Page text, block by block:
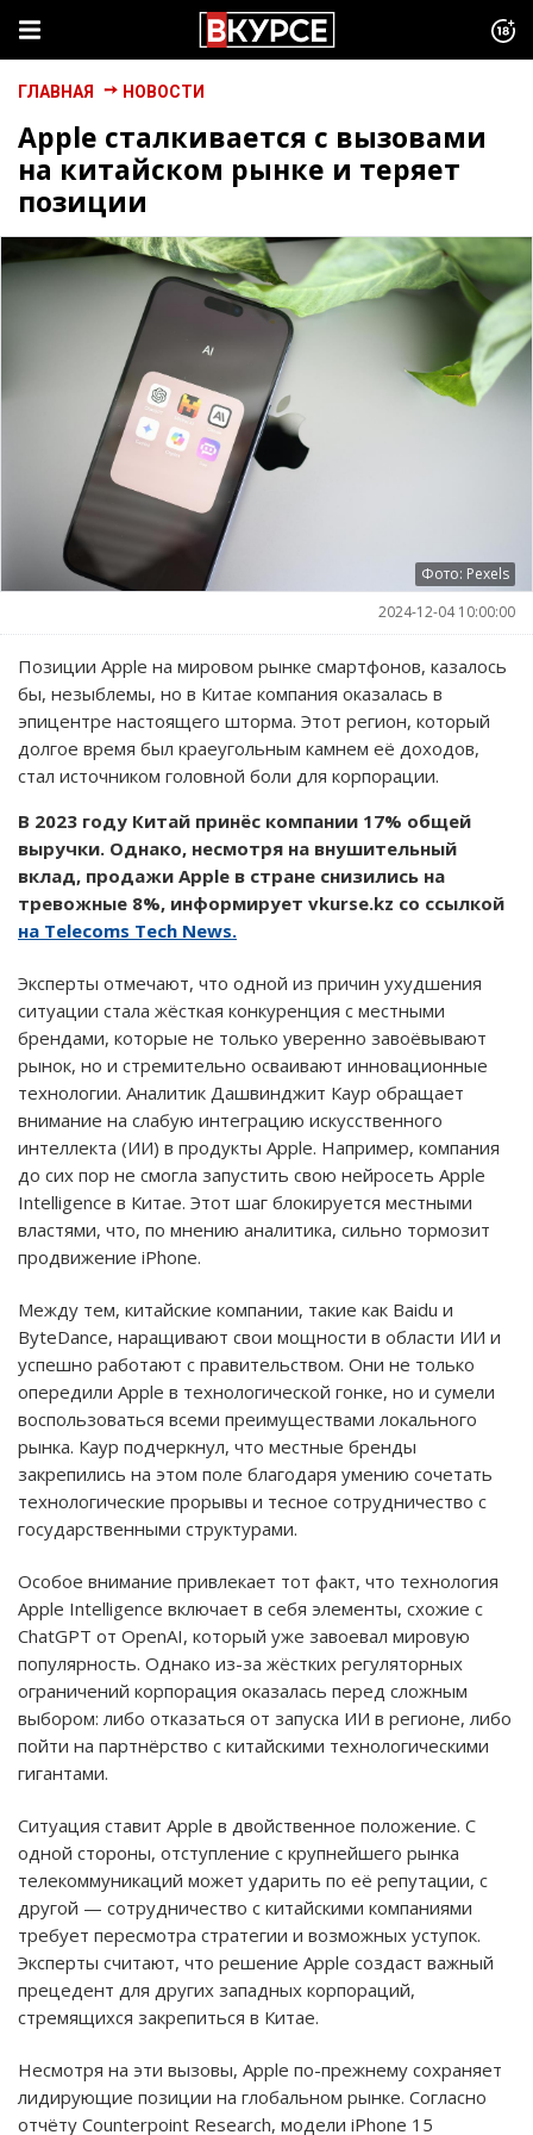
ГЛАВНАЯ НОВОСТИ
Apple сталкивается с вызовами
на китайском рынке и теряет
позиции
Фото: Pexels
2024-12-04 10:00:00
Позиции Apple на мировом рынке смартфонов, казалось
бы, незыблемы, но в Китае компания оказалась в
эпицентре настоящего шторма. Этот регион, который
долгое время был краеугольным камнем её доходов,
стал источником головной боли для корпорации.
В 2023 году Китай принёс компании 17% общей
выручки. Однако, несмотря на внушительный
вклад, продажи Apple в стране снизились на
тревожные 8%, информирует vkurse.kz со ссылкой
на Telecoms Tech News.
Эксперты отмечают, что одной из причин ухудшения
ситуации стала жёсткая конкуренция с местными
брендами, которые не только уверенно завоёвывают
рынок, но и стремительно осваивают инновационные
технологии. Аналитик Дашвинджит Каур обращает
внимание на слабую интеграцию искусственного
интеллекта (ИИ) в продукты Apple. Например, компания
до сих пор не смогла запустить свою нейросеть Apple
Intelligence в Китае. Этот шаг блокируется местными
властями, что, по мнению аналитика, сильно тормозит
продвижение iPhone.
Между тем, китайские компании, такие как Baidu и
ByteDance, наращивают свои мощности в области ИИ и
успешно работают с правительством. Они не только
опередили Apple в технологической гонке, но и сумели
воспользоваться всеми преимуществами локального
рынка. Каур подчеркнул, что местные бренды
закрепились на этом поле благодаря умению сочетать
технологические прорывы и тесное сотрудничество с
государственными структурами.
Особое внимание привлекает тот факт, что технология
Apple Intelligence включает в себя элементы, схожие с
ChatGPT от OpenAI, который уже завоевал мировую
популярность. Однако из-за жёстких регуляторных
ограничений корпорация оказалась перед сложным
выбором: либо отказаться от запуска ИИ в регионе, либо
пойти на партнёрство с китайскими технологическими
гигантами.
Ситуация ставит Apple в двойственное положение. С
одной стороны, отступление с крупнейшего рынка
телекоммуникаций может ударить по её репутации, с
другой — сотрудничество с китайскими компаниями
требует пересмотра стратегии и возможных уступок.
Эксперты считают, что решение Apple создаст важный
прецедент для других западных корпораций,
стремящихся закрепиться в Китае.
Несмотря на эти вызовы, Apple по-прежнему сохраняет
лидирующие позиции на глобальном рынке. Согласно
отчёту Counterpoint Research, модели iPhone 15